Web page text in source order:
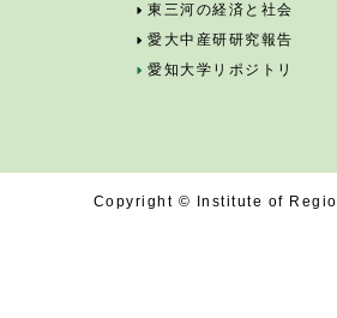
東三河の経済と社会
愛大中産研研究報告
愛知大学リポジトリ
Copyright © Institute of